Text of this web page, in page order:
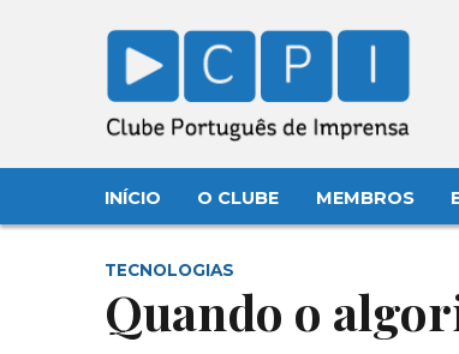
INÍCIO O CLUBE MEMBROS
TECNOLOGIAS
Quando o